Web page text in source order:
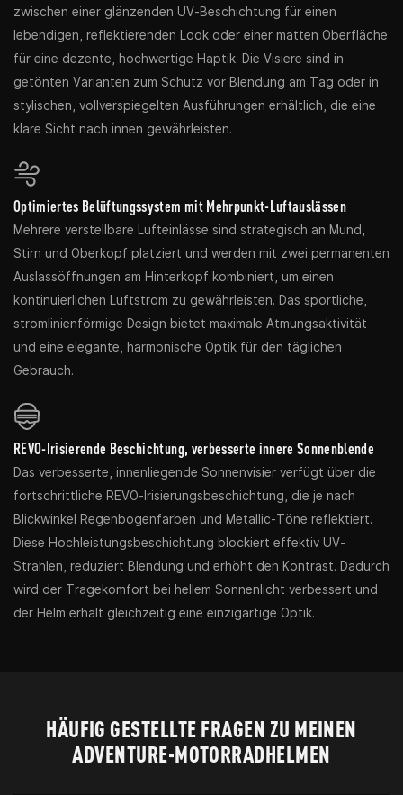
zwischen einer glänzenden UV-Beschichtung für einen
lebendigen, reflektierenden Look oder einer matten Oberfläche
für eine dezente, hochwertige Haptik. Die Visiere sind in
getönten Varianten zum Schutz vor Blendung am Tag oder in
stylischen, vollverspiegelten Ausführungen erhältlich, die eine
klare Sicht nach innen gewährleisten.
Optimiertes Belüftungssystem mit Mehrpunkt-Luftauslässen
Mehrere verstellbare Lufteinlässe sind strategisch an Mund,
Stirn und Oberkopf platziert und werden mit zwei permanenten
Auslassöffnungen am Hinterkopf kombiniert, um einen
kontinuierlichen Luftstrom zu gewährleisten. Das sportliche,
stromlinienförmige Design bietet maximale Atmungsaktivität
und eine elegante, harmonische Optik für den täglichen
Gebrauch.
REVO-Irisierende Beschichtung, verbesserte innere Sonnenblende
Das verbesserte, innenliegende Sonnenvisier verfügt über die
fortschrittliche REVO-Irisierungsbeschichtung, die je nach
Blickwinkel Regenbogenfarben und Metallic-Töne reflektiert.
Diese Hochleistungsbeschichtung blockiert effektiv UV-
Strahlen, reduziert Blendung und erhöht den Kontrast. Dadurch
wird der Tragekomfort bei hellem Sonnenlicht verbessert und
der Helm erhält gleichzeitig eine einzigartige Optik.
HÄUFIG GESTELLTE FRAGEN ZU MEINEN
ADVENTURE-MOTORRADHELMEN